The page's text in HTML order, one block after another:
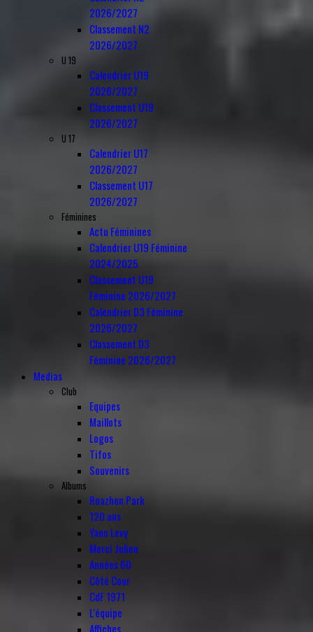
2026/2027
Classement N2
2026/2027
U 19
Calendrier U19
2026/2027
Classement U19
2026/2027
U 17
Calendrier U17
2026/2027
Classement U17
2026/2027
Féminines
Actu Féminines
Calendrier U19 Féminine
2024/2025
Classement U19
Féminine 2026/2027
Calendrier D3 Féminine
2026/2027
Classement D3
Féminine 2026/2027
Medias
Club
Equipes
Maillots
Logos
Tifos
Souvenirs
Albums
Roazhon Park
120 ans
Yann Levy
Merci Julien
Années 60
Côté Cour
CdF 1971
L'équipe
Affiches